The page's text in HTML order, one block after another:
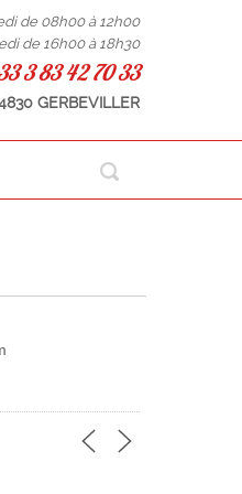
de 08h00 à 12h00
de 16h00 à 18h30
3 83 42 70 33
GERBEVILLER